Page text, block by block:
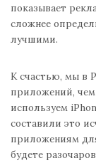
показывает
сложнее
лучшими.
К счастью, мы в
приложений,
используем
составили это
приложениям
будете